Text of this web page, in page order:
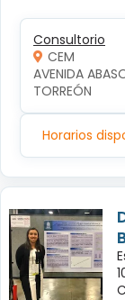
Consultorio
CEM
AVENIDA
TORREÓN
Horarios